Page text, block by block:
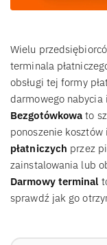
Wielu
terminala
obsługi tej formy
darmowego
Bezgotówkowa to
ponoszenie
płatniczych przez
zainstalowania lub
Darmowy terminal
sprawdź jak go